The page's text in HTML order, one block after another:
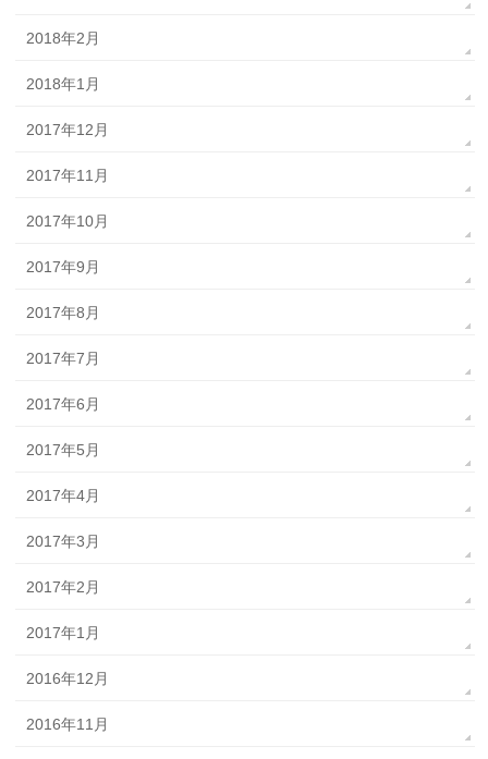
2018年2月
2018年1月
2017年12月
2017年11月
2017年10月
2017年9月
2017年8月
2017年7月
2017年6月
2017年5月
2017年4月
2017年3月
2017年2月
2017年1月
2016年12月
2016年11月